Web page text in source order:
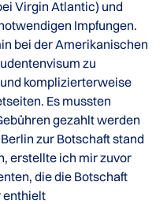
Virgin Atlantic) und
Impfungen.
bei der Amerikanischen
zu
komplizierterweise
Es mussten
gezahlt werden
zur Botschaft stand
erstellte ich mir zuvor
die die Botschaft
enthielt